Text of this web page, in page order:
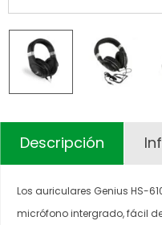
Descripción
Los auriculares Genius HS-
micrófono intergrado, fácil